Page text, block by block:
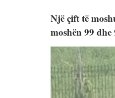
Një çift të
moshën 99